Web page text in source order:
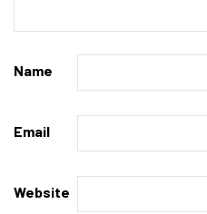
Name
Email
Website